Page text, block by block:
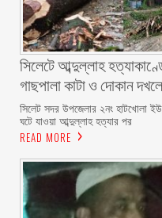
সিলেটে আব্দুল্লাহ
গাছপালা কাটা ও দোকান
সিলেট সদর উপজেলার ২নং হাটখোলা
ঘটে যাওয়া আব্দুল্লাহ হত্যার পর
READ MORE